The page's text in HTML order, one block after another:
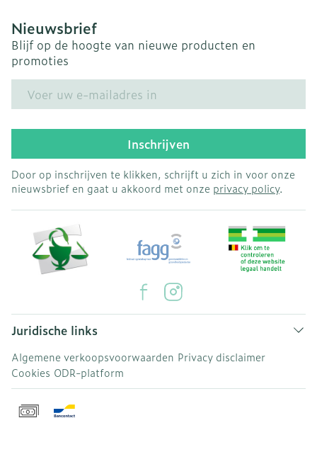
Nieuwsbrief
Blijf op de hoogte van nieuwe producten en
promoties
Inschrijven
Door op inschrijven te klikken, schrijft u zich in voor onze
nieuwsbrief en gaat u akkoord met onze privacy policy.
Juridische links
Algemene verkoopsvoorwaarden Privacy disclaimer
Cookies ODR-platform